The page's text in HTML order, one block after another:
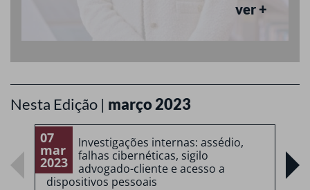
ver +
Nesta Edição | março 2023
07
mar
2023
Investigações internas: assédio,
falhas cibernéticas, sigilo
advogado-cliente e acesso a
dispositivos pessoais